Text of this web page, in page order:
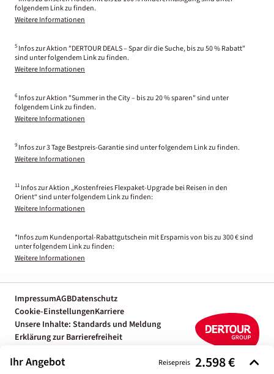
Ihr Angebot Reisepreis 2.598 €
folgendem Link zu finden.
Weitere Informationen
5 Infos zur Aktion "DERTOUR DEALS – Spar dir die Suche, bis zu 50 % Rabatt"
sind unter folgendem Link zu finden.
Weitere Informationen
6 Infos zur Aktion "Summer in the City – bis zu 20 % sparen" sind unter
folgendem Link zu finden.
Weitere Informationen
9 Infos zur 3 Tage Bestpreis-Garantie sind unter folgendem Link zu finden.
Weitere Informationen
11 Infos zur Aktion „Kostenfreies Flexpaket-Upgrade bei Reisen in den
Orient“ sind unter folgendem Link zu finden:
Weitere Informationen
*Infos zum Kundenportal-Rabattgutschein mit Ersparnis von bis zu 300 € sind
unter folgendem Link zu finden:
Weitere Informationen
ImpressumAGBDatenschutz
Cookie-EinstellungenKarriere
Unsere Inhalte: Standards und Meldung
Erklärung zur Barrierefreiheit
Reiseexperten